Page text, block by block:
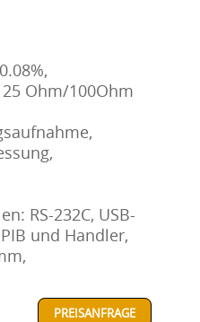
Ohm/100Ohm
RS-232C, USB-
und Handler,
PREISANFRAGE